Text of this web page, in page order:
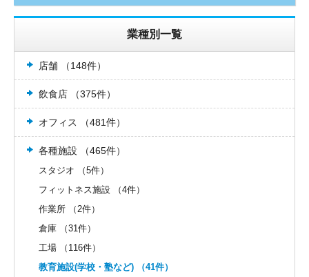
ありがとうございました。
業種別一覧
店舗 （148件）
飲食店 （375件）
オフィス （481件）
各種施設 （465件）
スタジオ （5件）
フィットネス施設 （4件）
作業所 （2件）
倉庫 （31件）
工場 （116件）
教育施設(学校・塾など) （41件）